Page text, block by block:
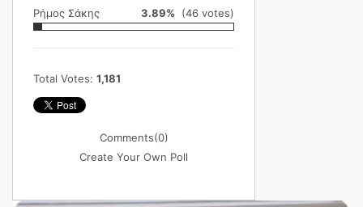
Ρήμος Σάκης 3.89% (46 votes)
Total Votes: 1,181
Comments(0)
Create Your Own Poll